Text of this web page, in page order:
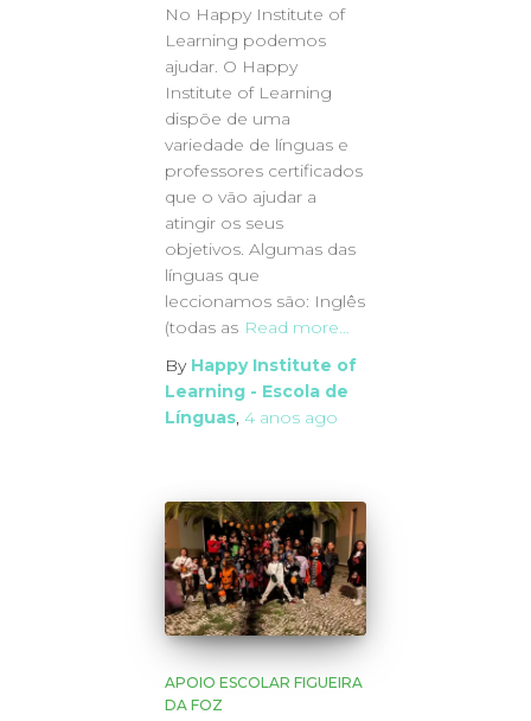
No Happy Institute of
Learning podemos
ajudar. O Happy
Institute of Learning
dispõe de uma
variedade de línguas e
professores certificados
que o vão ajudar a
atingir os seus
objetivos. Algumas das
línguas que
leccionamos são: Inglês
(todas as Read more…
By Happy Institute of
Learning - Escola de
Línguas, 4 anos ago
APOIO ESCOLAR FIGUEIRA
DA FOZ